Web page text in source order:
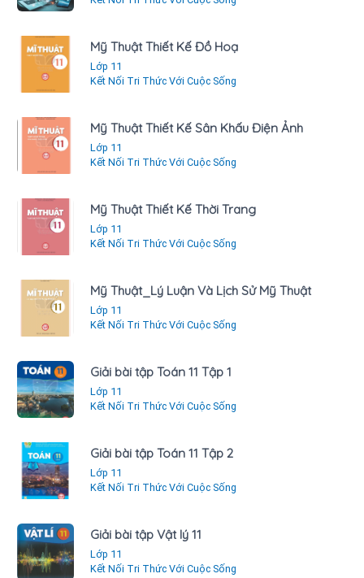
Mỹ Thuật Thiết Kế Đồ Hoạ
Lớp 11
Kết Nối Tri Thức Với Cuộc Sống
Mỹ Thuật Thiết Kế Sân Khấu Điện Ảnh
Lớp 11
Kết Nối Tri Thức Với Cuộc Sống
Mỹ Thuật Thiết Kế Thời Trang
Lớp 11
Kết Nối Tri Thức Với Cuộc Sống
Mỹ Thuật_Lý Luận Và Lịch Sử Mỹ Thuật
Lớp 11
Kết Nối Tri Thức Với Cuộc Sống
Giải bài tập Toán 11 Tập 1
Lớp 11
Kết Nối Tri Thức Với Cuộc Sống
Giải bài tập Toán 11 Tập 2
Lớp 11
Kết Nối Tri Thức Với Cuộc Sống
Giải bài tập Vật lý 11
Lớp 11
Kết Nối Tri Thức Với Cuộc Sống